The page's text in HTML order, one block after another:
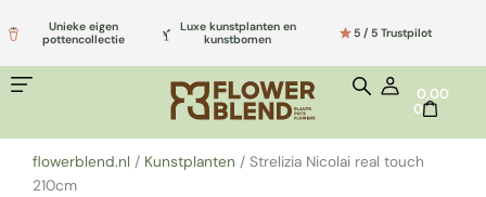
naar
inhoud
Unieke eigen
pottencollectie
Luxe kunstplanten en
kunstbomen
5 / 5 Trustpilot
0,00
0
flowerblend.nl / Kunstplanten / Strelizia Nicolai real touch
210cm